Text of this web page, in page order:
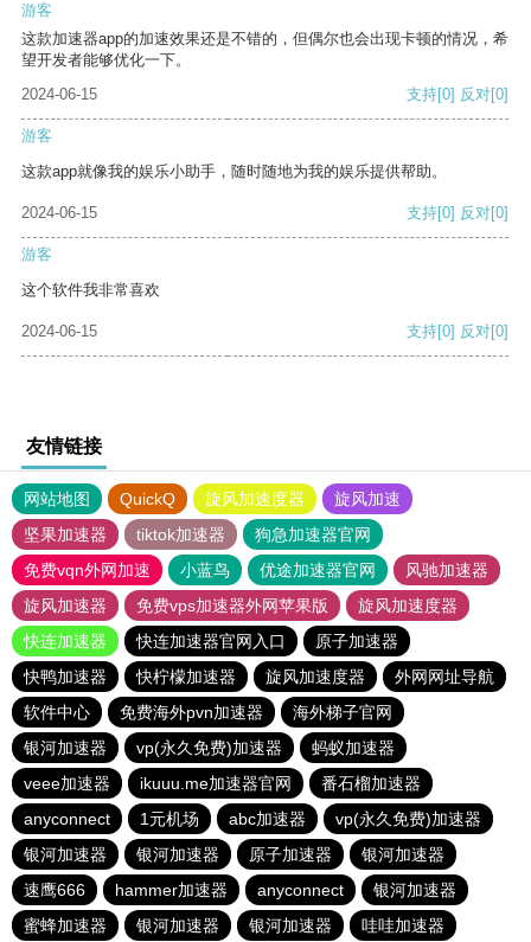
游客
这款加速器app的加速效果还是不错的，但偶尔也会出现卡顿的情况，希
望开发者能够优化一下。
2024-06-15
支持[0] 反对[0]
游客
这款app就像我的娱乐小助手，随时随地为我的娱乐提供帮助。
2024-06-15 支持[0] 反对[0]
游客
这个软件我非常喜欢
2024-06-15 支持[0] 反对[0]
友情链接
网站地图 QuickQ 旋风加速度器
旋风加速
坚果加速器
tiktok加速器
狗急加速器官网
免费vqn外网加速
小蓝鸟 优途加速器官网
风驰加速器
旋风加速器
免费vps加速器外网苹果版
旋风加速度器
快连加速器
快连加速器官网入口
原子加速器
快鸭加速器
快柠檬加速器 旋风加速度器
外网网址导航
软件中心
免费海外pvn加速器
海外梯子官网
银河加速器
vp(永久免费)加速器
蚂蚁加速器
veee加速器
ikuuu.me加速器官网
番石榴加速器
anyconnect
1元机场 abc加速器
vp(永久免费)加速器
银河加速器
银河加速器 原子加速器
银河加速器
速鹰666
hammer加速器 anyconnect
银河加速器
蜜蜂加速器
银河加速器 银河加速器 哇哇加速器